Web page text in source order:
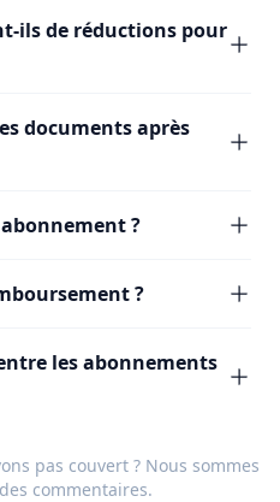
ils de réductions pour
documents après
?
?
les abonnements
pas couvert ? Nous sommes
commentaires.